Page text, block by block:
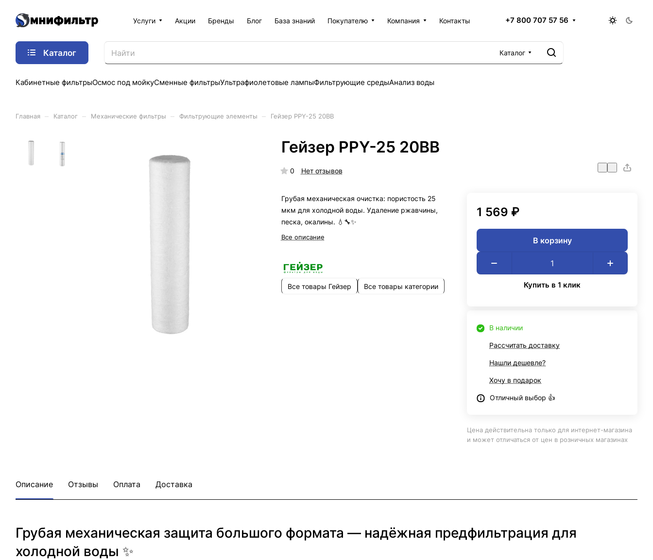
Услуги Акции Бренды Блог База знаний Покупателю Компания Контакты +7 800 707 57 56
Каталог Каталог
Кабинетные фильтрыОсмос под мойкуСменные фильтрыУльтрафиолетовые лампыФильтрующие средыАнализ воды
Главная Каталог Механические фильтры Фильтрующие элементы Гейзер PPY-25 20ВВ
Гейзер PPY-25 20ВВ
0 Нет отзывов
Грубая механическая очистка: пористость 25
мкм для холодной воды. Удаление ржавчины,
песка, окалины. 💧🔧✨
Все описание
Все товары Гейзер Все товары категории
1 569 ₽
В корзину
Купить в 1 клик
В наличии
Рассчитать доставку
Нашли дешевле?
Хочу в подарок
Отличный выбор 👍
Цена действительна только для интернет-магазина
и может отличаться от цен в розничных магазинах
Описание Отзывы Оплата Доставка
Грубая механическая защита большого формата — надёжная предфильтрация для
холодной воды ✨